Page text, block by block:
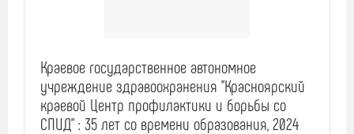
Краевое государственное автономное
учреждение здравоохранения "Красноярский
краевой Центр профилактики и борьбы со
СПИД" : 35 лет со времени образования, 2024